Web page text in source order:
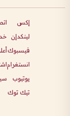
إكس
لينكدإن
فيسبوك
انستغرام
يوتيوب
تيك توك